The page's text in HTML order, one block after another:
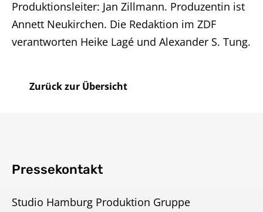
Produktionsleiter: Jan Zillmann. Produzentin ist
Annett Neukirchen. Die Redaktion im ZDF
verantworten Heike Lagé und Alexander S. Tung.
Zurück zur Übersicht
Pressekontakt
Studio Hamburg Produktion Gruppe